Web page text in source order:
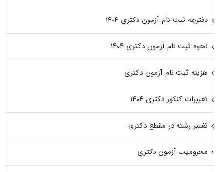
دفترچه ثبت نام آزمون دکتری ۱۴۰۴
نحوه ثبت نام آزمون دکتری ۱۴۰۴
هزینه ثبت نام آزمون دکتری
تغییرات کنکور دکتری ۱۴۰۴
تغییر رشته در مقطع دکتری
محرومیت آزمون دکتری